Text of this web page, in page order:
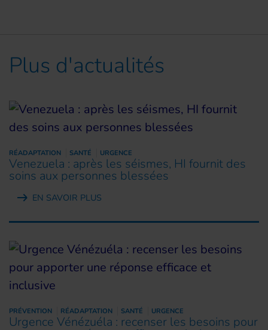
Plus d'actualités
RÉADAPTATION SANTÉ URGENCE
Venezuela : après les séismes, HI fournit des
soins aux personnes blessées
EN SAVOIR PLUS
PRÉVENTION RÉADAPTATION SANTÉ URGENCE
Urgence Vénézuéla : recenser les besoins pour